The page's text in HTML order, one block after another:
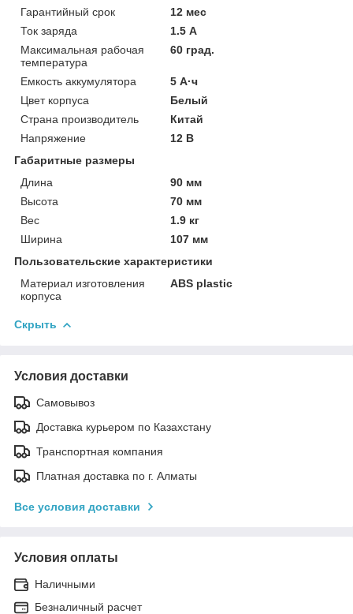
Гарантийный срок
12 мес
Ток заряда
1.5 А
Максимальная рабочая
температура
60 град.
Емкость аккумулятора
5 А·ч
Цвет корпуса
Белый
Страна производитель
Китай
Напряжение
12 В
Габаритные размеры
Длина
90 мм
Высота
70 мм
Вес
1.9 кг
Ширина
107 мм
Пользовательские характеристики
Материал изготовления
корпуса
ABS plastic
Скрыть
Условия доставки
Самовывоз
Доставка курьером по Казахстану
Транспортная компания
Платная доставка по г. Алматы
Все условия доставки
Условия оплаты
Наличными
Безналичный расчет